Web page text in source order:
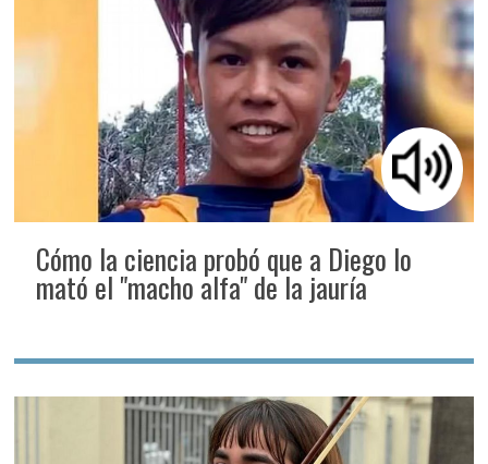
Cómo la ciencia probó que a Diego lo
mató el "macho alfa" de la jauría